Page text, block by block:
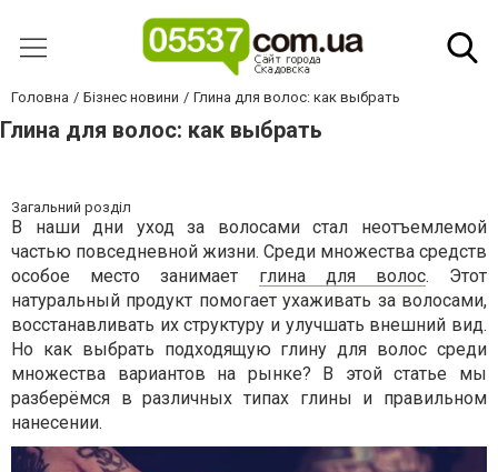
Головна Бізнес новини Глина для волос: как выбрать
Глина для волос: как выбрать
Загальний розділ
В наши дни уход за волосами стал неотъемлемой
частью повседневной жизни. Среди множества средств
особое место занимает глина для волос. Этот
натуральный продукт помогает ухаживать за волосами,
восстанавливать их структуру и улучшать внешний вид.
Но как выбрать подходящую глину для волос среди
множества вариантов на рынке? В этой статье мы
разберёмся в различных типах глины и правильном
нанесении.